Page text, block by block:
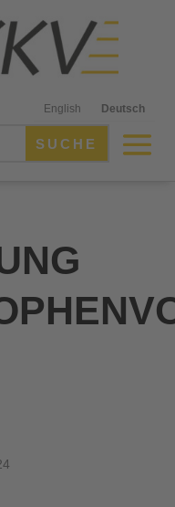
English Deutsch